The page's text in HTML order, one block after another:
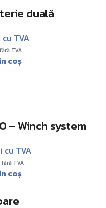
duală
fără TVA
cu TVA
coș
– Winch system
fără TVA
cu TVA
coș